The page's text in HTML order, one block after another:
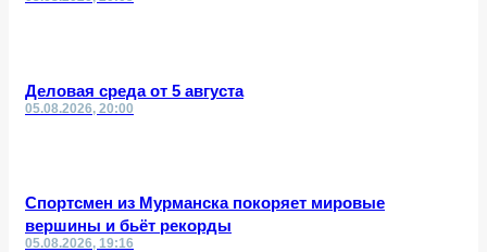
Деловая среда от 5 августа
05.08.2026, 20:00
Спортсмен из Мурманска покоряет мировые
вершины и бьёт рекорды
05.08.2026, 19:16